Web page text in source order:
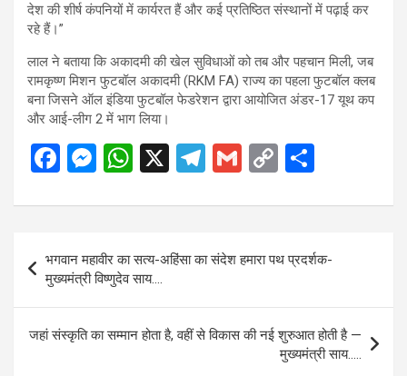
देश की शीर्ष कंपनियों में कार्यरत हैं और कई प्रतिष्ठित संस्थानों में पढ़ाई कर
रहे हैं।”
लाल ने बताया कि अकादमी की खेल सुविधाओं को तब और पहचान मिली, जब
रामकृष्ण मिशन फुटबॉल अकादमी (RKM FA) राज्य का पहला फुटबॉल क्लब
बना जिसने ऑल इंडिया फुटबॉल फेडरेशन द्वारा आयोजित अंडर-17 यूथ कप
और आई-लीग 2 में भाग लिया।
F
ce
o
o
k
M
se
n
g
er
W
at
A
p
p
X
T
e
gr
a
m
G
ail
C
py
n
k
ar
e
navigation
भगवान महावीर का सत्य-अहिंसा का संदेश हमारा पथ प्रदर्शक-
मुख्यमंत्री विष्णुदेव साय….
जहां संस्कृति का सम्मान होता है, वहीं से विकास की नई शुरुआत होती है —
मुख्यमंत्री साय…..